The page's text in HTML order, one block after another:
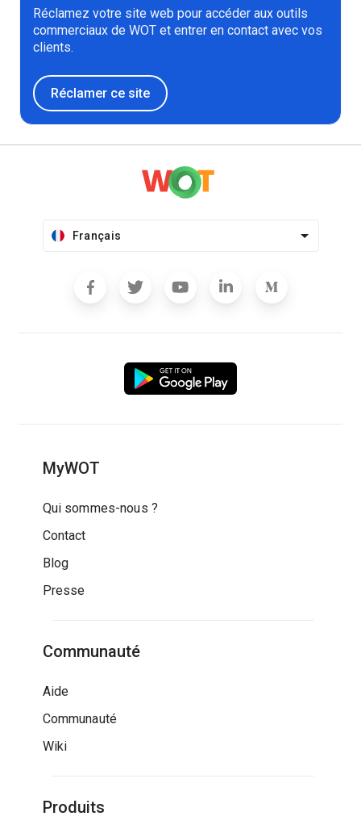
Réclamez votre site web pour accéder aux outils
commerciaux de WOT et entrer en contact avec vos
clients.
Réclamer ce site
Français
MyWOT
Qui sommes-nous ?
Contact
Blog
Presse
Communauté
Aide
Communauté
Wiki
Produits